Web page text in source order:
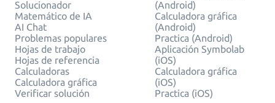
Solucionador
Matemático de IA
AI Chat
Problemas populares
Hojas de trabajo
Hojas de referencia
Calculadoras
Calculadora gráfica
Verificar solución
(Android)
Calculadora gráfica
(Android)
Practica (Android)
Aplicación Symbolab
(iOS)
Calculadora gráfica
(iOS)
Practica (iOS)